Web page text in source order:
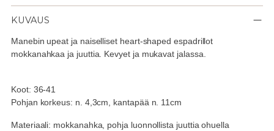
KUVAUS
Manebin upeat ja naiselliset heart-shaped espadrillot
mokkanahkaa ja juuttia. Kevyet ja mukavat jalassa.
Koot: 36-41
Pohjan korkeus: n. 4,3cm, kantapää n. 11cm
Materiaali: mokkanahka, pohja luonnollista juuttia ohuella